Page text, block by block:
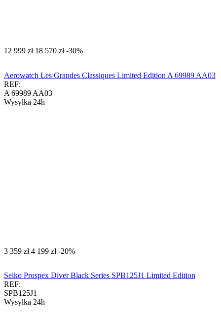
‍12 999‍ zł ‍18 570‍ zł -30%
Aerowatch Les Grandes Classiques Limited Edition A 69989 AA03
REF:
A 69989 AA03
Wysyłka 24h
‍3 359‍ zł ‍4 199‍ zł -20%
Seiko Prospex Diver Black Series SPB125J1 Limited Edition
REF:
SPB125J1
Wysyłka 24h